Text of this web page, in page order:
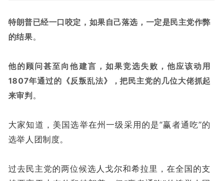
特朗普已经一口咬定，如果自己落选，一定是民主党作弊
的结果。
他的顾问甚至向他建言，如果竞选失败，他应该动用
1807年通过的《反叛乱法》，把民主党的几位大佬抓起
来审判 。
大家知道，美国选举在州一级采用的是“赢者通吃”的
选举人团制度。
过去民主党的两位候选人戈尔和希拉里，在全国的支